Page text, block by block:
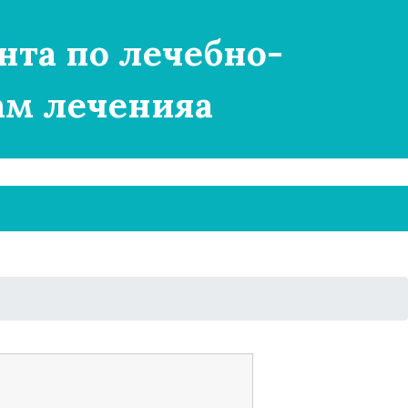
по лечебно-
леченияа